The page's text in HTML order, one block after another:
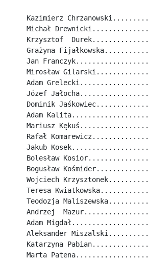
Kazimierz
Michał
Krzysztof
Grażyna
Jan
Mirosław
Adam
Józef
Dominik
Adam
Mariusz
Rafał
Jakub
Bolesław
Bogusław
Wojciech
Teresa
Teodozja
Andrzej
Adam
Aleksander
Katarzyna
Marta